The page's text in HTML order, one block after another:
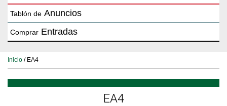
Tablón de Anuncios
Comprar Entradas
Inicio / EA4
EA4